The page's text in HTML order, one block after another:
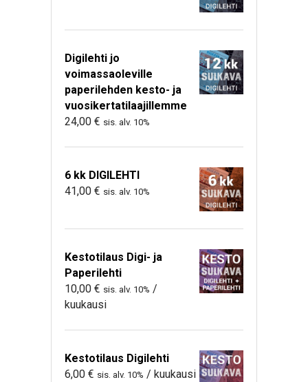
Digilehti jo
voimassaoleville
paperilehden kesto- ja
vuosikertatilaajillemme
24,00 € sis. alv. 10%
6 kk DIGILEHTI
41,00 € sis. alv. 10%
Kestotilaus Digi- ja
Paperilehti
10,00 € sis. alv. 10% /
kuukausi
Kestotilaus Digilehti
6,00 € sis. alv. 10% / kuukausi